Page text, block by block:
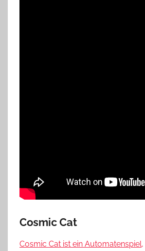
Cosmic Cat
Cosmic Cat ist ein Automatenspiel,